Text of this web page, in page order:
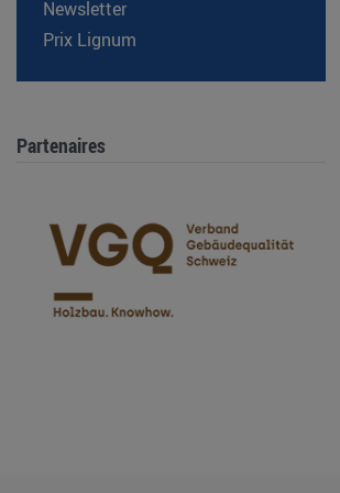
Newsletter
Prix Lignum
Partenaires